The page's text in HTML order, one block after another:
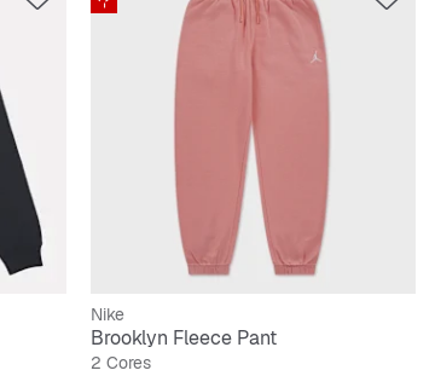
Nike
Brooklyn Fleece Pant
2 Cores